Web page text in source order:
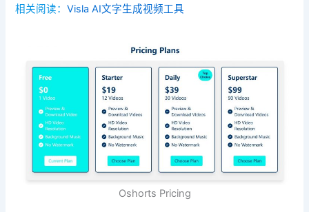
相关阅读：Visla AI文字生成视频工具
Oshorts Pricing